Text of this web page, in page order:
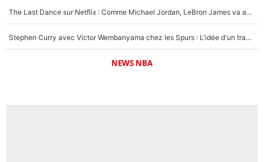
The Last Dance sur Netflix : Comme Michael Jordan, LeBron James va avoir le droit à sa série !
Stephen Curry avec Victor Wembanyama chez les Spurs : L'idée d'un trade historique est lancée en NBA !
NEWS NBA